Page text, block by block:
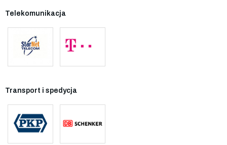
Telekomunikacja
Transport i spedycja